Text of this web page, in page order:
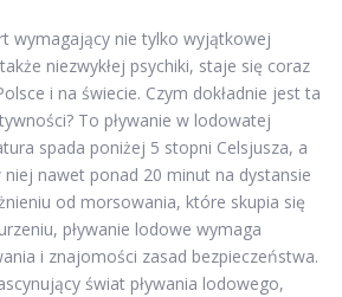
wymagający nie tylko wyjątkowej
niezwykłej psychiki, staje się coraz
i na świecie. Czym dokładnie jest ta
To pływanie w lodowatej
spada poniżej 5 stopni Celsjusza, a
nawet ponad 20 minut na dystansie
od morsowania, które skupia się
pływanie lodowe wymaga
i znajomości zasad bezpieczeństwa.
świat pływania lodowego,